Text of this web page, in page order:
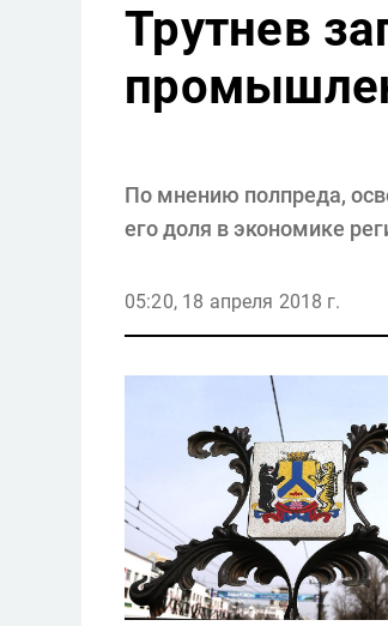
Трутнев
По мнению полпреда,
его доля в экономике
05:20, 18 апреля 2018 г.